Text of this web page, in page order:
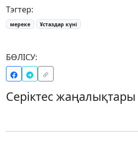
Тэгтер:
мереке Ұстаздар күні
БӨЛІСУ:
Серіктес жаңалықтары